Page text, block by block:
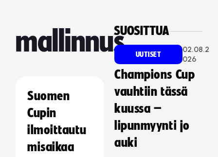
mallinnus
Suomen
Cupin
ilmoittautu
misaikaa
SUOSITTUA
UUTISET
02.08.2
026
Champions Cup
vauhtiin tässä
kuussa –
lipunmyynti jo
auki